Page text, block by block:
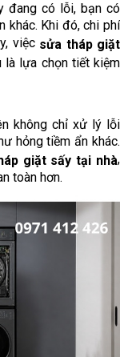
đang có lỗi, bạn có
khác. Khi đó, chi phí
việc sửa tháp giặt
là lựa chọn tiết kiệm
không chỉ xử lý lỗi
hỏng tiềm ẩn khác.
giặt sấy tại nhà,
toàn hơn.